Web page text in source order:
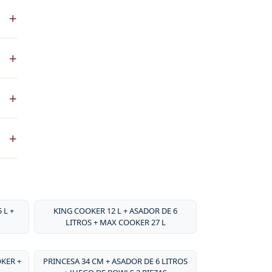
+
+
+
+
L +
KING COOKER 12 L + ASADOR DE 6
LITROS + MAX COOKER 27 L
+
PRINCESA 34 CM + ASADOR DE 6 LITROS